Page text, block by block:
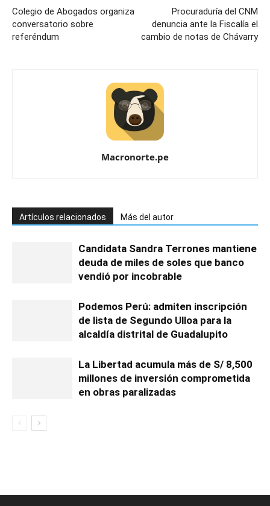
Colegio de Abogados organiza
conversatorio sobre
referéndum
Procuraduría del CNM
denuncia ante la Fiscalía el
cambio de notas de Chávarry
Macronorte.pe
Artículos relacionados Más del autor
Candidata Sandra Terrones mantiene
deuda de miles de soles que banco
vendió por incobrable
Podemos Perú: admiten inscripción
de lista de Segundo Ulloa para la
alcaldía distrital de Guadalupito
La Libertad acumula más de S/ 8,500
millones de inversión comprometida
en obras paralizadas